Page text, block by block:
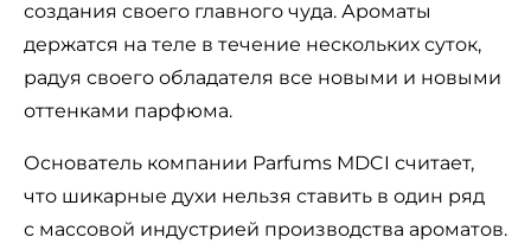
создания своего главного чуда. Ароматы
держатся на теле в течение нескольких суток,
радуя своего обладателя все новыми и новыми
оттенками парфюма.
Основатель компании Parfums MDCI считает,
что шикарные духи нельзя ставить в один ряд
с массовой индустрией производства ароматов.